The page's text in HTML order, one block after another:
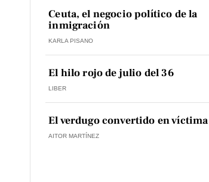
Ceuta, el negocio político de la
inmigración
KARLA PISANO
El hilo rojo de julio del 36
LIBER
El verdugo convertido en víctima
AITOR MARTÍNEZ